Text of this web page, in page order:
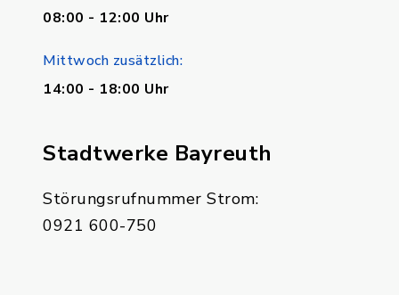
08:00 - 12:00 Uhr
Mittwoch zusätzlich:
14:00 - 18:00 Uhr
Stadtwerke Bayreuth
Störungsrufnummer Strom:
0921 600-750